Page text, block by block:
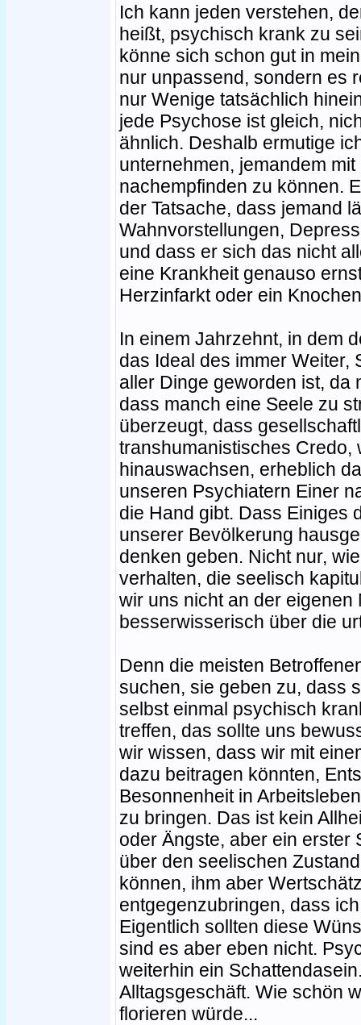
Ich kann jeden verstehen,
heißt, psychisch krank zu
könne sich schon gut in
nur unpassend, sondern es
nur Wenige tatsächlich
jede Psychose ist gleich,
ähnlich. Deshalb ermutige
unternehmen, jemandem
nachempfinden zu können.
der Tatsache, dass jemand
Wahnvorstellungen,
und dass er sich das nicht
eine Krankheit genauso
Herzinfarkt oder ein
In einem Jahrzehnt, in dem
das Ideal des immer Weiter,
aller Dinge geworden ist, da
dass manch eine Seele zu
überzeugt, dass
transhumanistisches Credo,
hinauswachsen, erheblich
unseren Psychiatern Einer
die Hand gibt. Dass Einiges
unserer Bevölkerung
denken geben. Nicht nur,
verhalten, die seelisch
wir uns nicht an der
besserwisserisch über die
Denn die meisten
suchen, sie geben zu, dass
selbst einmal psychisch
treffen, das sollte uns
wir wissen, dass wir mit
dazu beitragen könnten,
Besonnenheit in
zu bringen. Das ist kein
oder Ängste, aber ein erster
über den seelischen
können, ihm aber
entgegenzubringen, dass
Eigentlich sollten diese
sind es aber eben nicht.
weiterhin ein
Alltagsgeschäft. Wie schön
florieren würde...